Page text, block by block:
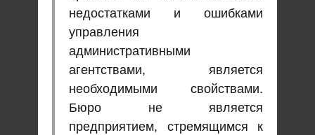
недостатками и ошибками
управления
административными
агентствами, является
необходимыми свойствами.
Бюро не является
предприятием, стремящимся к